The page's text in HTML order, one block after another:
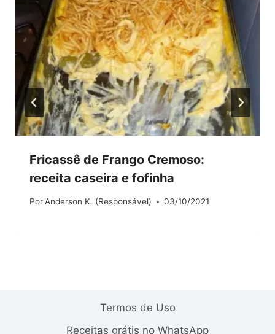
Fricassê de Frango Cremoso:
receita caseira e fofinha
PorAnderson K. (Responsável) 03/10/2021
Termos de Uso
Receitas grátis no WhatsApp